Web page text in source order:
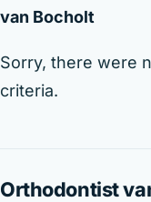
van Bocholt
Sorry, there were
criteria.
Orthodontist